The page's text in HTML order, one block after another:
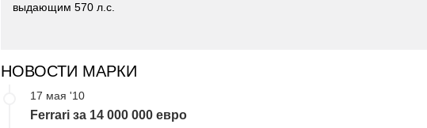
выдающим 570 л.с.
НОВОСТИ МАРКИ
17 мая '10
Ferrari за 14 000 000 евро